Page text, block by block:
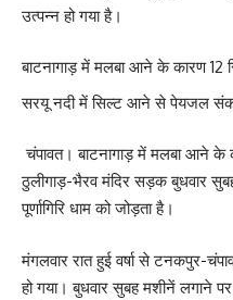
उत्पन्न हो गया है।
बाटनागाड़ में मलबा आने के कारण 12
सरयू नदी में सिल्ट आने से पेयजल
चंपावत। बाटनागाड़ में मलबा आने के
ठुलीगाड़-भैरव मंदिर सड़क बुधवार
पूर्णागिरि धाम को जोड़ता है।
मंगलवार रात हुई वर्षा से टनकपुर-
हो गया। बुधवार सुबह मशीनें लगाने